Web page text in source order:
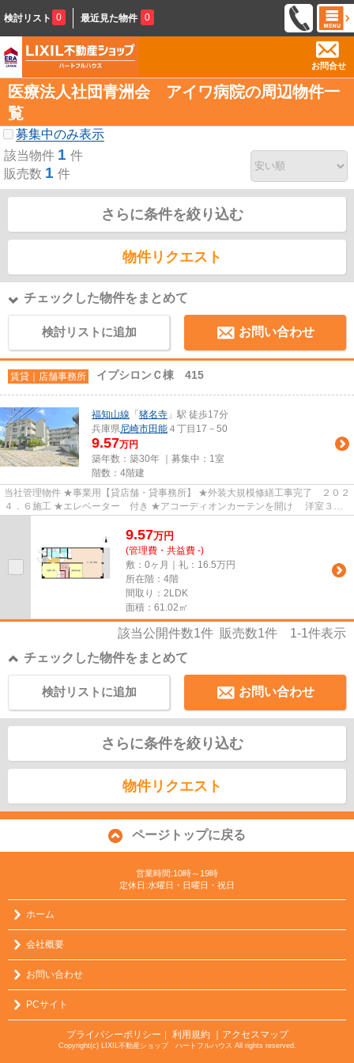
検討リスト 0 最近見た物件 0
お問合せ
医療法人社団青洲会 アイワ病院の周辺物件一
覧
募集中のみ表示
該当物件 1 件
販売数 1 件
さらに条件を絞り込む
物件リクエスト
チェックした物件をまとめて
検討リストに追加 お問い合わせ
賃貸｜店舗事務所 イプシロンＣ棟 415
福知山線 「 猪名寺 」駅 徒歩17分
兵庫県尼崎市田能 ４丁目17－50
9.57万円
築年数：築30年 ｜募集中： 1室
階数：4階建
当社管理物件 ★事業用【貸店舗・貸事務所】 ★外装大規模修繕工事完了 ２０２
４．６施工 ★エレベーター 付き ★アコーディオンカーテンを開け 洋室３．
9.57万円
(管理費・共益費 -)
敷：0ヶ月｜礼：16.5万円
所在階：4階
間取り：2LDK
面積：61.02㎡
該当公開件数1件 販売数1件 1-1件表示
チェックした物件をまとめて
お問い合わせ
検討リストに追加
さらに条件を絞り込む
物件リクエスト
ページトップに戻る
営業時間:10時～19時
定休日:水曜日・日曜日・祝日
ホーム
会社概要
お問い合わせ
PCサイト
プライバシーポリシー ｜ 利用規約 ｜アクセスマップ
Copyright(c) LIXIL不動産ショップ ハートフルハウス All rights reserved.